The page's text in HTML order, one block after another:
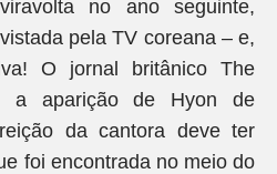
no ano seguinte,
pela TV coreana – e,
O jornal britânico The
a aparição de Hyon de
da cantora deve ter
foi encontrada no meio do